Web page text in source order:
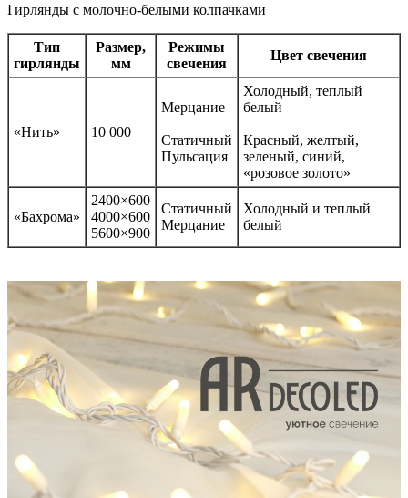
Гирлянды с молочно-белыми колпачками
Тип
гирлянды
Размер,
мм
Режимы
свечения
Цвет свечения
«Нить» 10 000
Мерцание
Статичный
Пульсация
Холодный, теплый
белый
Красный, желтый,
зеленый, синий,
«розовое золото»
«Бахрома»
2400×600
4000×600
5600×900
Статичный
Мерцание
Холодный и теплый
белый